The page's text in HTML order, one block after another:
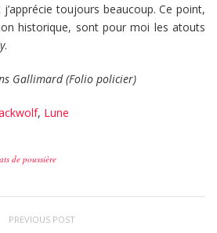
toujours beaucoup. Ce point,
historique, sont pour moi les atouts
.
Gallimard (Folio policier)
, Lune
de poussière
PREVIOUS POST